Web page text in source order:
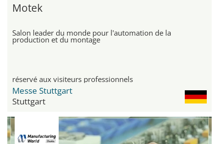
Motek
Salon leader du monde pour l'automation de la
production et du montage
réservé aux visiteurs professionnels
Messe Stuttgart
Stuttgart